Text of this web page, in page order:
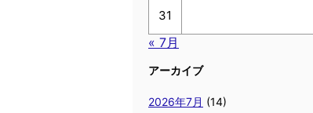
31
« 7月
アーカイブ
2026年7月 (14)